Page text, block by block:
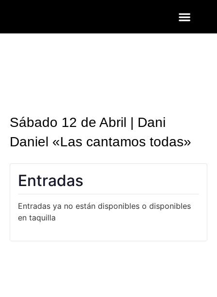
Sábado 12 de Abril | Dani
Daniel «Las cantamos todas»
Entradas
Entradas ya no están disponibles o disponibles
en taquilla